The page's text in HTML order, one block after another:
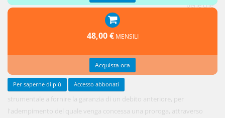
bene che
strumentale a fornire la garanzia di un debito anteriore, per
l'adempimento del quale venga concessa una proroga, attraverso
48,00 € MENSILI
Acquista ora
Per saperne di più Accesso abbonati